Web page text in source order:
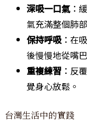
深吸一口氣：
氣充滿整個肺
保持呼吸 ：在
後慢慢地從嘴
重複練習 ：反
覺身心放鬆。
台灣生活中的實踐